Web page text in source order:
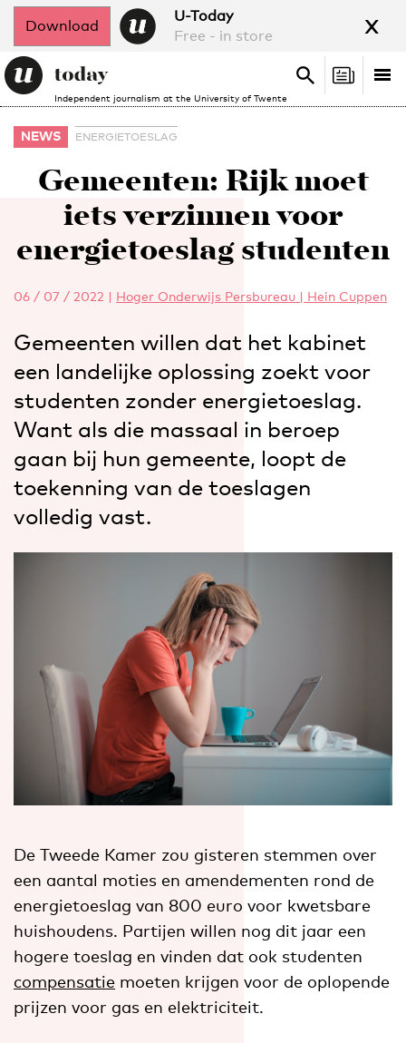
Download
U-Today
Free - in store
x
Independent journalism at the University of Twente
Search
Search
NEWS ENERGIETOESLAG
Gemeenten: Rijk moet
iets verzinnen voor
energietoeslag studenten
06 / 07 / 2022 | Hoger Onderwijs Persbureau | Hein Cuppen
Gemeenten willen dat het kabinet
een landelijke oplossing zoekt voor
studenten zonder energietoeslag.
Want als die massaal in beroep
gaan bij hun gemeente, loopt de
toekenning van de toeslagen
volledig vast.
De Tweede Kamer zou gisteren stemmen over
een aantal moties en amendementen rond de
energietoeslag van 800 euro voor kwetsbare
huishoudens. Partijen willen nog dit jaar een
hogere toeslag en vinden dat ook studenten
compensatie moeten krijgen voor de oplopende
prijzen voor gas en elektriciteit.